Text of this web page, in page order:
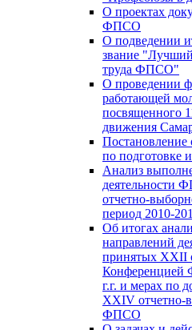
О проектах
ФПСО
О подведении
звание
труда ФПСО"
О проведении
работающей
посвященного
движения
Постановление
по подготовке
Анализ
деятельности
отчетно-
период 2010-
Об итогах
направлений
принятых XXII
Конференцией
г.г. и мерах по
XXIV отчетно-
ФПСО